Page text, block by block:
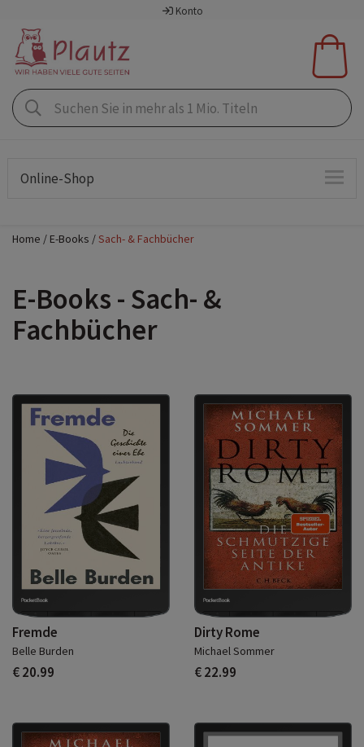
Konto
Online-Shop
Home E-Books Sach- & Fachbücher
E-Books - Sach- &
Fachbücher
Fremde
Belle Burden
€ 20.99
Dirty Rome
Michael Sommer
€ 22.99